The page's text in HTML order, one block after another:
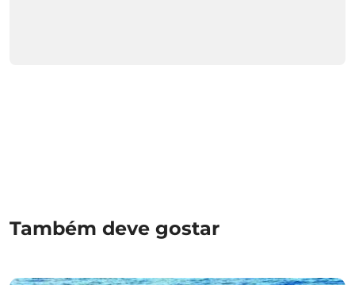
Também deve gostar